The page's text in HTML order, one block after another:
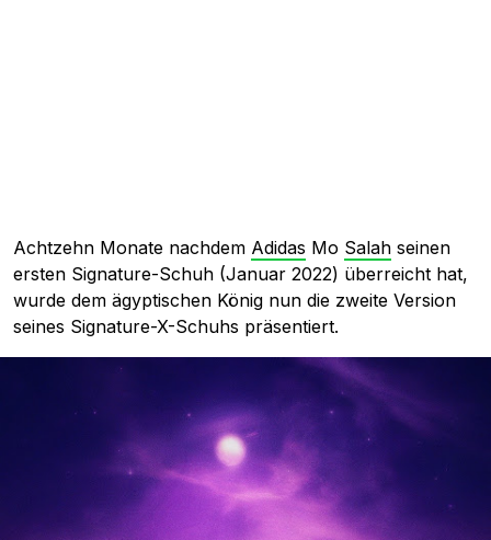
Achtzehn Monate nachdem Adidas Mo Salah seinen
ersten Signature-Schuh (Januar 2022) überreicht hat,
wurde dem ägyptischen König nun die zweite Version
seines Signature-X-Schuhs präsentiert.